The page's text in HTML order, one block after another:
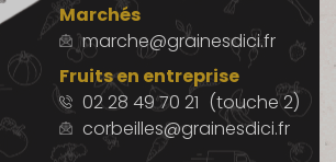
Marchés
marche@grainesdici.fr
Fruits en entreprise
02 28 49 70 21 (touche 2)
corbeilles@grainesdici.fr